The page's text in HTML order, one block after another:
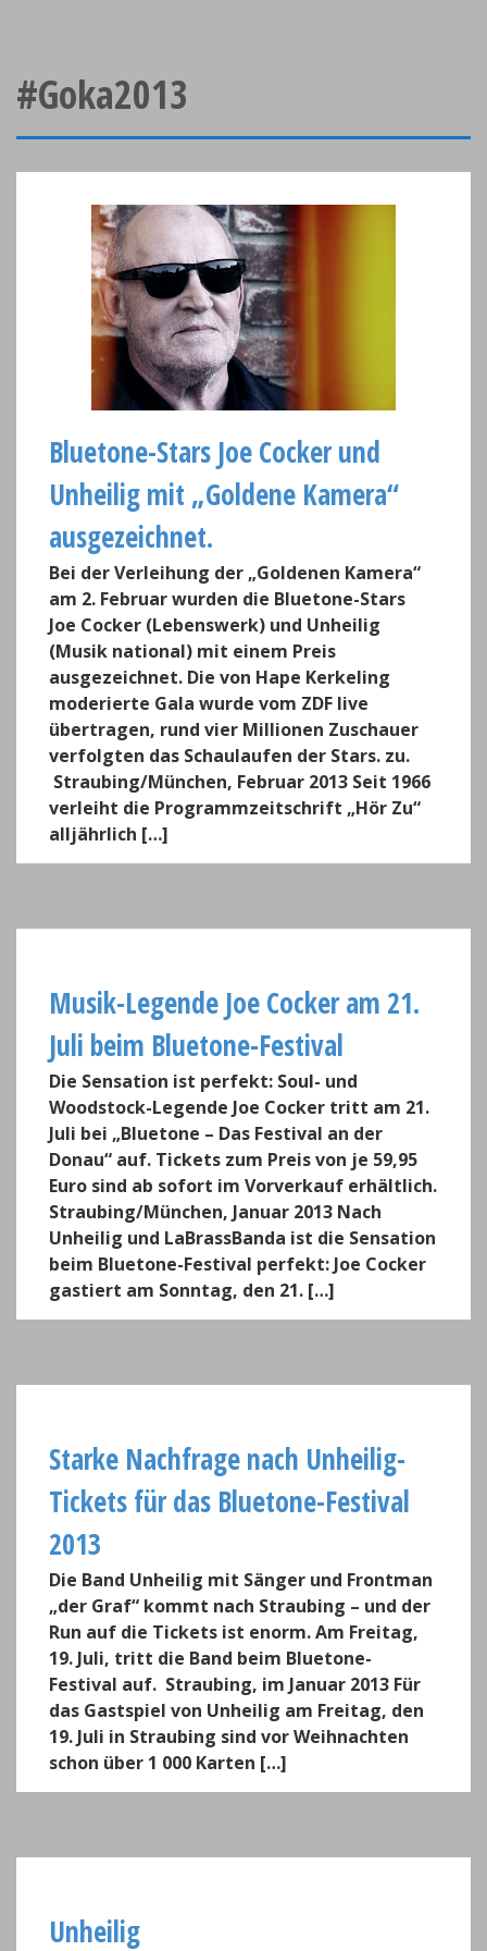
#Goka2013
Bluetone-Stars Joe Cocker und
Unheilig mit „Goldene Kamera“
ausgezeichnet.
Bei der Verleihung der „Goldenen Kamera“
am 2. Februar wurden die Bluetone-Stars
Joe Cocker (Lebenswerk) und Unheilig
(Musik national) mit einem Preis
ausgezeichnet. Die von Hape Kerkeling
moderierte Gala wurde vom ZDF live
übertragen, rund vier Millionen Zuschauer
verfolgten das Schaulaufen der Stars. zu.
Straubing/München, Februar 2013 Seit 1966
verleiht die Programmzeitschrift „Hör Zu“
alljährlich […]
Musik-Legende Joe Cocker am 21.
Juli beim Bluetone-Festival
Die Sensation ist perfekt: Soul- und
Woodstock-Legende Joe Cocker tritt am 21.
Juli bei „Bluetone – Das Festival an der
Donau“ auf. Tickets zum Preis von je 59,95
Euro sind ab sofort im Vorverkauf erhältlich.
Straubing/München, Januar 2013 Nach
Unheilig und LaBrassBanda ist die Sensation
beim Bluetone-Festival perfekt: Joe Cocker
gastiert am Sonntag, den 21. […]
Starke Nachfrage nach Unheilig-
Tickets für das Bluetone-Festival
2013
Die Band Unheilig mit Sänger und Frontman
„der Graf“ kommt nach Straubing – und der
Run auf die Tickets ist enorm. Am Freitag,
19. Juli, tritt die Band beim Bluetone-
Festival auf. Straubing, im Januar 2013 Für
das Gastspiel von Unheilig am Freitag, den
19. Juli in Straubing sind vor Weihnachten
schon über 1 000 Karten […]
Unheilig